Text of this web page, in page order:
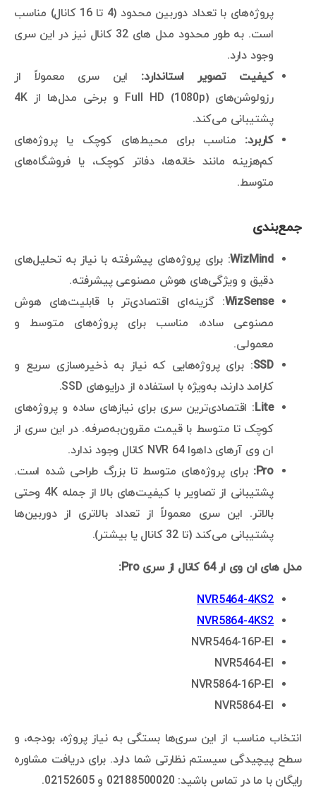
پروژه‌های با تعداد دوربین محدود (4 تا 16 کانال) مناسب
است. به طور محدود مدل های 32 کانال نیز در این سری
وجود دارد.
کیفیت تصویر استاندارد: این سری معمولاً از
رزولوشن‌های Full HD (1080p) و برخی مدل‌ها از 4K
پشتیبانی می‌کند.
کاربرد: مناسب برای محیط‌های کوچک یا پروژه‌های
کم‌هزینه مانند خانه‌ها، دفاتر کوچک، یا فروشگاه‌های
متوسط.
جمع‌بندی
WizMind: برای پروژه‌های پیشرفته با نیاز به تحلیل‌های
دقیق و ویژگی‌های هوش مصنوعی پیشرفته.
WizSense: گزینه‌ای اقتصادی‌تر با قابلیت‌های هوش
مصنوعی ساده، مناسب برای پروژه‌های متوسط و
معمولی.
SSD: برای پروژه‌هایی که نیاز به ذخیره‌سازی سریع و
کارامد دارند، به‌ویژه با استفاده از درایوهای SSD.
Lite: اقتصادی‌ترین سری برای نیازهای ساده و پروژه‌های
کوچک تا متوسط با قیمت مقرون‌به‌صرفه. در این سری از
ان وی آرهای داهوا NVR 64 کانال وجود ندارد.
Pro: برای پروژه‌های متوسط تا بزرگ طراحی شده است.
پشتیبانی از تصاویر با کیفیت‌های بالا از جمله 4K وحتی
بالاتر. این سری معمولاً از تعداد بالاتری از دوربین‌ها
پشتیبانی می‌کند (تا 32 کانال یا بیشتر).
مدل های ان وی ار 64 کانال از سری Pro:
NVR5464-4KS2
NVR5864-4KS2
NVR5464-16P-EI
NVR5464-EI
NVR5864-16P-EI
NVR5864-EI
انتخاب مناسب از این سری‌ها بستگی به نیاز پروژه، بودجه، و
سطح پیچیدگی سیستم نظارتی شما دارد. برای دریافت مشاوره
رایگان با ما در تماس باشید: 02188500020 و 02152605.